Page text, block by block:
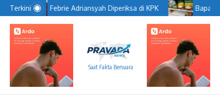
Lewati ke konten
Terkini Febrie Adriansyah Diperiksa di KPK
Saat Fakta Bersuara